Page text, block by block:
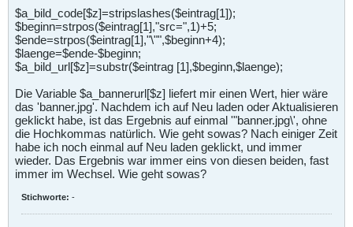
$a_bild_code[$z]=stripslashes($eintrag[1]);
$beginn=strpos($eintrag[1],"src=",1)+5;
$ende=strpos($eintrag[1],"\"",$beginn+4);
$laenge=$ende-$beginn;
$a_bild_url[$z]=substr($eintrag [1],$beginn,$laenge);
Die Variable $a_bannerurl[$z] liefert mir einen Wert, hier wäre
das 'banner.jpg'. Nachdem ich auf Neu laden oder Aktualisieren
geklickt habe, ist das Ergebnis auf einmal '"banner.jpg\', ohne
die Hochkommas natürlich. Wie geht sowas? Nach einiger Zeit
habe ich noch einmal auf Neu laden geklickt, und immer
wieder. Das Ergebnis war immer eins von diesen beiden, fast
immer im Wechsel. Wie geht sowas?
Stichworte: -